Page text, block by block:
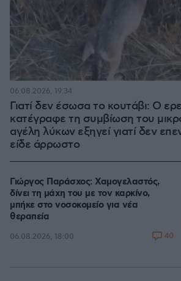
Γιατί δεν έσωσα το κουτάβι: Ο
κατέγραφε τη συμβίωση του
αγέλη λύκων εξηγεί γιατί δεν
είδε άρρωστο
06.08.2026, 19:34
Γιώργος Παράσχος: Χαμογελαστός,
δίνει τη μάχη του με τον καρκίνο,
μπήκε στο νοσοκομείο για νέα
θεραπεία
06.08.2026, 18:00 40